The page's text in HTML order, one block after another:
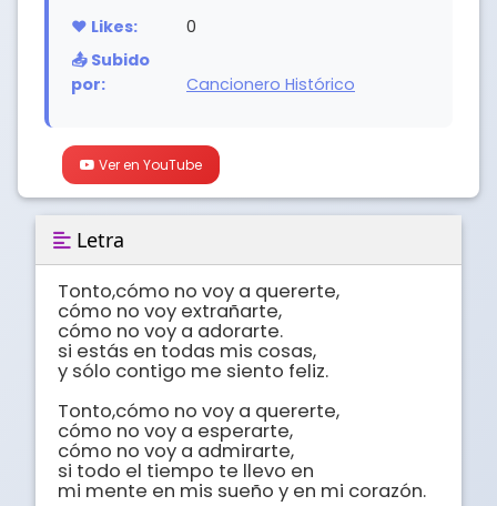
❤️ Likes:
0
📤 Subido
por:
Cancionero Histórico
Ver en YouTube
Letra
Tonto,cómo no voy a quererte,
cómo no voy extrañarte,
cómo no voy a adorarte.
si estás en todas mis cosas,
y sólo contigo me siento feliz.
Tonto,cómo no voy a quererte,
cómo no voy a esperarte,
cómo no voy a admirarte,
si todo el tiempo te llevo en
mi mente en mis sueño y en mi corazón.